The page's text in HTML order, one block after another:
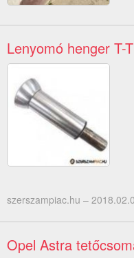
Lenyomó henger T-
szerszampiac.hu –
Opel Astra